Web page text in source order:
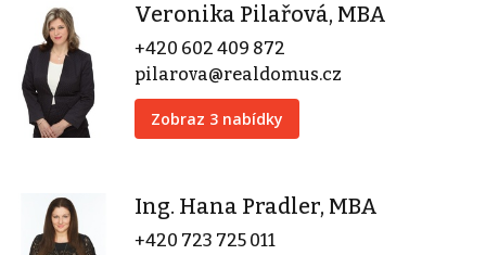
Veronika Pilařová, MBA
+420 602 409 872
pilarova@realdomus.cz
Zobraz 3 nabídky
Ing. Hana Pradler, MBA
+420 723 725 011